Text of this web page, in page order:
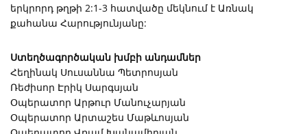
երկրորդ թղթի 2:1-3 հատվածը մեկնում է Առնակ
քահանա Հարությունյանը:
Ստեղծագործական խմբի անդամներ
Հեղինակ Սուսաննա Պետրոսյան
Ռեժիսոր Էրիկ Սարգսյան
Օպերատոր Արթուր Մանուչարյան
Օպերատոր Արտաշես Մաթևոսյան